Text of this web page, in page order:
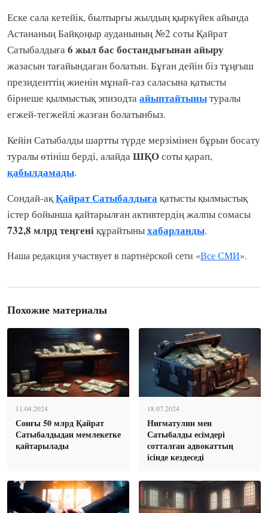
Еске сала кетейік, былтырғы жылдың қыркүйек айында
Астананың Байқоңыр ауданының №2 соты Қайрат
Сатыбалдыға6 жыл бас бостандығынан айыру
жазасын тағайындаған болатын. Бұған дейін біз тұңғыш
президенттің жиенін мұнай-газ саласына қатысты
бірнеше қылмыстық эпизодтаайыптайтынытуралы
егжей-тегжейлі жазған болатынбыз.
Кейін Сатыбалды шартты түрде мерзімінен бұрын босату
туралы өтініш берді, алайдаШҚОсоты қарап,
қабылдамады.
Сондай-ақҚайрат Сатыбалдығақатысты қылмыстық
істер бойынша қайтарылған активтердің жалпы сомасы
732,8 млрд теңгеніқұрайтыныхабарланды.
Наша редакция участвует в партнёрской сети «Все СМИ».
Похожие материалы
11.04.2024
Сонғы 50 млрд Қайрат
Сатыбалдыдан мемлекетке
қайтарылады
18.07.2024
Нигматулин мен
Сатыбалды есімдері
сотталған адвокаттың
ісінде кездеседі